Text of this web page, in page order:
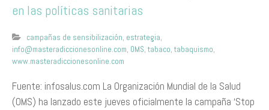
en las políticas sanitarias
campañas de sensibilización, estrategia,
info@masteradiccionesonline.com, OMS, tabaco, tabaquismo,
www.masteradiccionesonline.com
Fuente: infosalus.com La Organización Mundial de la Salud
(OMS) ha lanzado este jueves oficialmente la campaña ‘Stop